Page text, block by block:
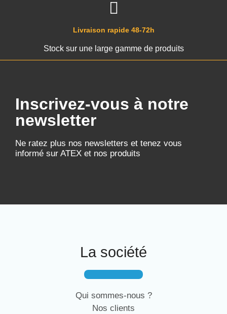
Livraison rapide 48-72h
Stock sur une large gamme de produits
Inscrivez-vous à notre
newsletter
Ne ratez plus nos newsletters et tenez vous
informé sur ATEX et nos produits
La société
Qui sommes-nous ?
Nos clients